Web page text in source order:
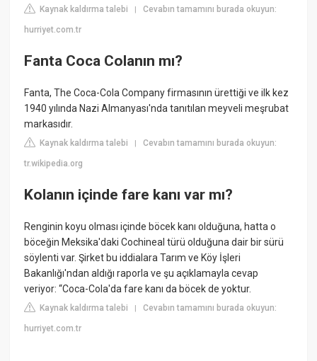
Kaynak kaldırma talebi |Cevabın tamamını burada okuyun:
hurriyet.com.tr
Fanta Coca Colanın mı?
Fanta, The Coca-Cola Company firmasının ürettiği ve ilk kez
1940 yılında Nazi Almanyası'nda tanıtılan meyveli meşrubat
markasıdır.
Kaynak kaldırma talebi |Cevabın tamamını burada okuyun:
tr.wikipedia.org
Kolanın içinde fare kanı var mı?
Renginin koyu olması içinde böcek kanı olduğuna, hatta o
böceğin Meksika'daki Cochineal türü olduğuna dair bir sürü
söylenti var. Şirket bu iddialara Tarım ve Köy İşleri
Bakanlığı'ndan aldığı raporla ve şu açıklamayla cevap
veriyor: “Coca-Cola'da fare kanı da böcek de yoktur.
Kaynak kaldırma talebi |Cevabın tamamını burada okuyun:
hurriyet.com.tr